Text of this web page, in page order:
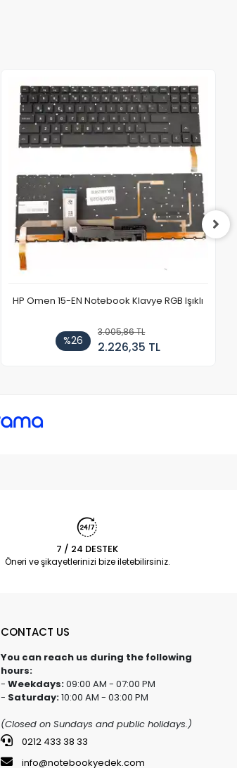
HP Omen 15-EN Notebook Klavye RGB Işıklı
%26
3.005,86 TL
2.226,35 TL
7 / 24 DESTEK
Öneri ve şikayetlerinizi bize iletebilirsiniz.
CONTACT US
You can reach us during the following
hours:
- Weekdays:09:00 AM - 07:00 PM
- Saturday:10:00 AM - 03:00 PM
(Closed on Sundays and public holidays.)
0212 433 38 33
info@notebookyedek.com